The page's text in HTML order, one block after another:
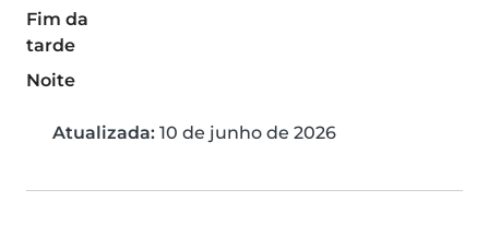
Fim da
tarde
Noite
Atualizada: 10 de junho de 2026